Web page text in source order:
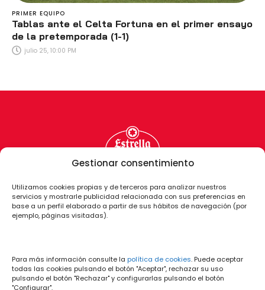
Gestionar consentimiento
Utilizamos cookies propias y de terceros para analizar nuestros
servicios y mostrarle publicidad relacionada con sus preferencias en
base a un perfil elaborado a partir de sus hábitos de navegación (por
ejemplo, páginas visitadas).
Para más información consulte la política de cookies. Puede aceptar
todas las cookies pulsando el botón "Aceptar", rechazar su uso
pulsando el botón "Rechazar" y configurarlas pulsando el botón
"Configurar".
PRIMER EQUIPO
Tablas ante el Celta Fortuna en el primer ensayo
de la pretemporada (1-1)
julio 25, 10:00 PM